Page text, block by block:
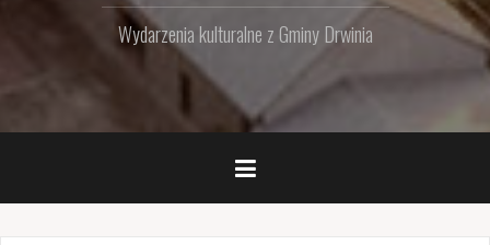
Wydarzenia kulturalne z Gminy Drwinia